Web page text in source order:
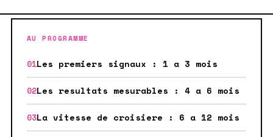
AU PROGRAMME
Les premiers signaux : 1 a 3 mois
Les resultats mesurables : 4 a 6 mois
La vitesse de croisiere : 6 a 12 mois